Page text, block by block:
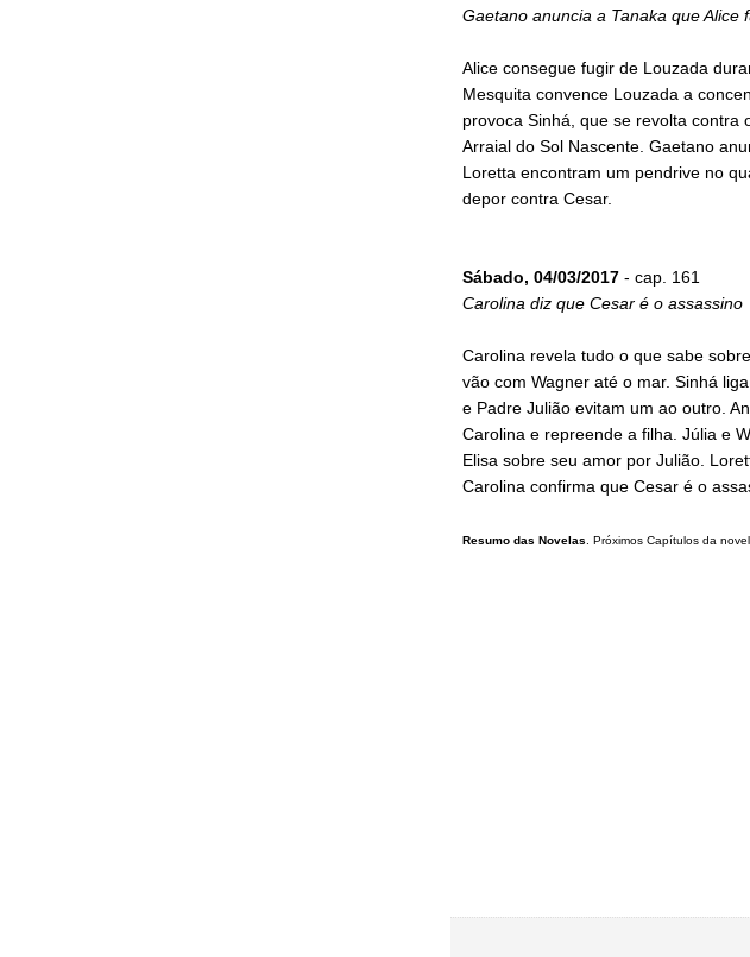
Gaetano anuncia a Tanaka que Alice
Alice consegue fugir de Louzada
Mesquita convence Louzada a
provoca Sinhá, que se revolta contra
Arraial do Sol Nascente. Gaetano
Loretta encontram um pendrive no
depor contra Cesar.
Sábado, 04/03/2017- cap. 161
Carolina diz que Cesar é o assassino
Carolina revela tudo o que sabe
vão com Wagner até o mar. Sinhá
e Padre Julião evitam um ao outro.
Carolina e repreende a filha. Júlia e
Elisa sobre seu amor por Julião.
Carolina confirma que Cesar é o
Resumo das Novelas . Próximos Capítulos da